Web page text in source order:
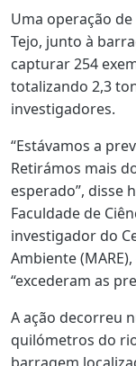
Uma operação
Tejo, junto à
capturar 254
totalizando 2,3
investigadores.
“Estávamos a
Retirámos mais
esperado”, disse
Faculdade de
investigador do
Ambiente
“excederam as
A ação decorreu
quilómetros do